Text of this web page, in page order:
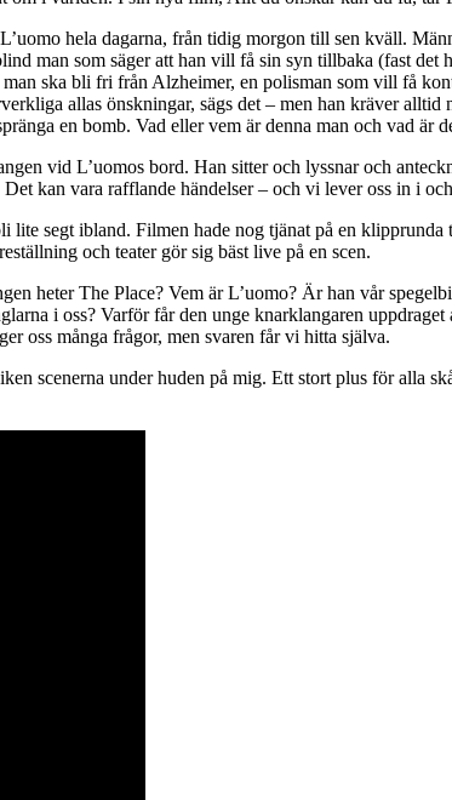
hela dagarna, från tidig morgon till sen kväll.
man som säger att han vill få sin syn tillbaka (fast
ska bli fri från Alzheimer, en polisman som vill få
allas önskningar, sägs det – men han kräver
en bomb. Vad eller vem är denna man och vad är
vid L’uomos bord. Han sitter och lyssnar och
kan vara rafflande händelser – och vi lever oss in i
segt ibland. Filmen hade nog tjänat på en
och teater gör sig bäst live på en scen.
heter The Place? Vem är L’uomo? Är han vår
i oss? Varför får den unge knarklangaren
oss många frågor, men svaren får vi hitta själva.
scenerna under huden på mig. Ett stort plus för alla